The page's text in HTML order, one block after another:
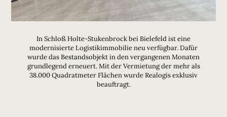
In Schloß Holte-Stukenbrock bei Bielefeld ist eine
modernisierte Logistikimmobilie neu verfügbar. Dafür
wurde das Bestandsobjekt in den vergangenen Monaten
grundlegend erneuert. Mit der Vermietung der mehr als
38.000 Quadratmeter Flächen wurde Realogis exklusiv
beauftragt.